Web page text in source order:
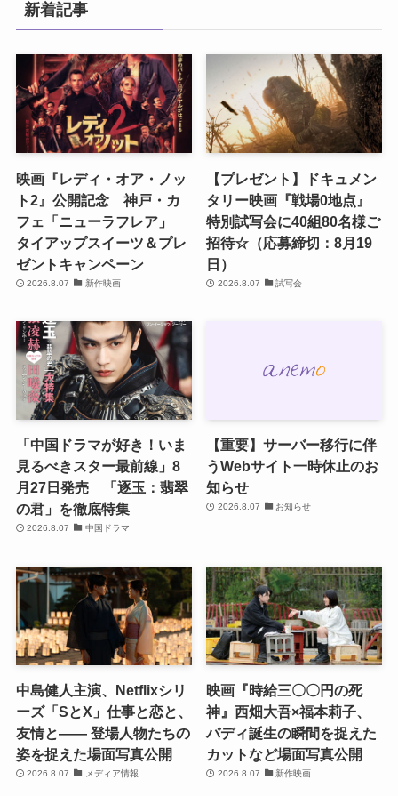
新着記事
映画『レディ・オア・ノッ
ト2』公開記念 神戸・カ
フェ「ニューラフレア」
タイアップスイーツ＆プレ
ゼントキャンペーン
2026.8.07 新作映画
【プレゼント】ドキュメン
タリー映画『戦場0地点』
特別試写会に40組80名様ご
招待☆（応募締切：8月19
日）
2026.8.07 試写会
「中国ドラマが好き！いま
見るべきスター最前線」8
月27日発売 「逐玉：翡翠
の君」を徹底特集
2026.8.07 中国ドラマ
【重要】サーバー移行に伴
うWebサイト一時休止のお
知らせ
2026.8.07 お知らせ
中島健人主演、Netflixシリ
ーズ「SとX」仕事と恋と、
友情と―― 登場人物たちの
姿を捉えた場面写真公開
2026.8.07 メディア情報
映画『時給三〇〇円の死
神』西畑大吾×福本莉子、
バディ誕生の瞬間を捉えた
カットなど場面写真公開
2026.8.07 新作映画